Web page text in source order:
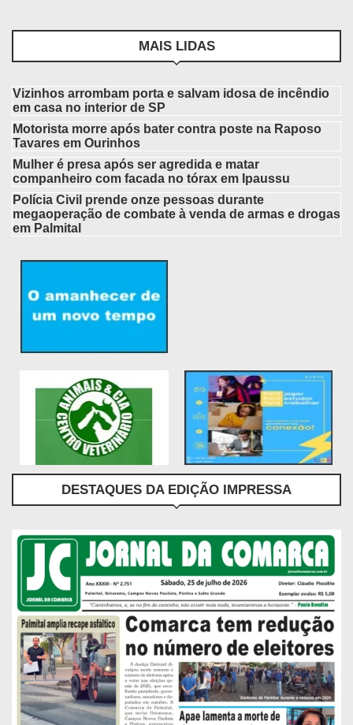
MAIS LIDAS
Vizinhos arrombam porta e salvam idosa de incêndio
em casa no interior de SP
Motorista morre após bater contra poste na Raposo
Tavares em Ourinhos
Mulher é presa após ser agredida e matar
companheiro com facada no tórax em Ipaussu
Polícia Civil prende onze pessoas durante
megaoperação de combate à venda de armas e drogas
em Palmital
DESTAQUES DA EDIÇÃO IMPRESSA